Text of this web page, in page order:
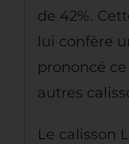
de 42%.
lui confère
prononcé
autres
Le calisson